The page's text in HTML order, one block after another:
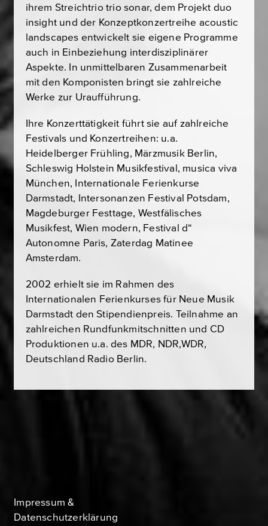
ihrem Streichtrio trio sonar, dem Projekt duo
insight und der Konzeptkonzertreihe acoustic
landscapes entwickelt sie eigene Programme
auch in Einbeziehung interdisziplinärer
Aspekte. In unmittelbaren Zusammenarbeit
mit den Komponisten bringt sie zahlreiche
Werke zur Uraufführung.
Ihre Konzerttätigkeit führt sie auf zahlreiche
Festivals und Konzertreihen: u.a.
Heidelberger Frühling, Märzmusik Berlin,
Schleswig Holstein Musikfestival, musica viva
München, Internationale Ferienkurse
Darmstadt, Intersonanzen Festival Potsdam,
Magdeburger Festtage, Westfälisches
Musikfest, Wien modern, Festival d“
Autonomne Paris, Zaterdag Matinee
Amsterdam.
2002 erhielt sie im Rahmen des
Internationalen Ferienkurses für Neue Musik
Darmstadt den Stipendienpreis. Teilnahme an
zahlreichen Rundfunkmitschnitten und CD
Produktionen u.a. des MDR, NDR,WDR,
Deutschland Radio Berlin.
Impressum &
Datenschutzerklärung